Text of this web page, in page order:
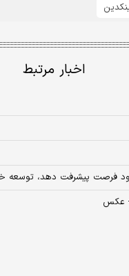
اخبار مرتبط
فرصت پیشرفت دهد،‌ توسعه
عکس